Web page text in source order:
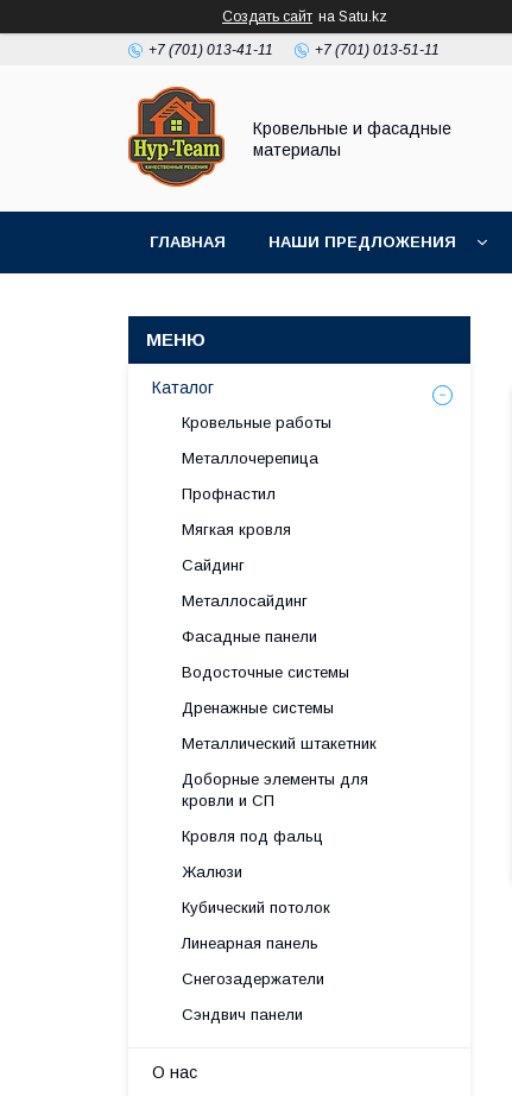
Создать сайт на Satu.kz
+7 (701) 013-41-11 +7 (701) 013-51-11
Кровельные и фасадные
материалы
ГЛАВНАЯ НАШИ ПРЕДЛОЖЕНИЯ
Каталог
Кровельные работы
Металлочерепица
Профнастил
Мягкая кровля
Сайдинг
Металлосайдинг
Фасадные панели
Водосточные системы
Дренажные системы
Металлический штакетник
Доборные элементы для
кровли и СП
Кровля под фальц
Жалюзи
Кубический потолок
Линеарная панель
Снегозадержатели
Сэндвич панели
О нас